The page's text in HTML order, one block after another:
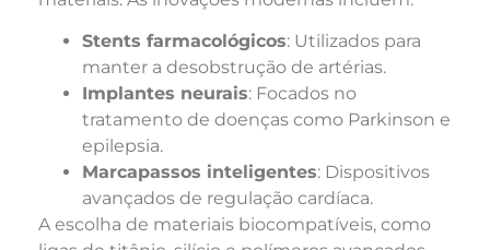
Stents farmacológicos: Utilizados para
manter a desobstrução de artérias.
Implantes neurais: Focados no
tratamento de doenças como Parkinson e
epilepsia.
Marcapassos inteligentes: Dispositivos
avançados de regulação cardíaca.
A escolha de materiais biocompatíveis, como